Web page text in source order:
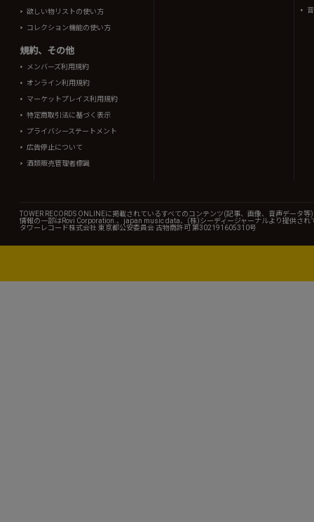
欲しい物リストの使い方
コレクション機能の使い方
規約、その他
メンバーズ利用規約
オンライン利用規約
マーケットプレイス利用規約
特定商取引法に基づく表示
プライバシーステートメント
広告停止について
酒類販売管理者標識
TOWER RECORDS ONLINEに掲載されているすべてのコンテンツ(記事、画像、音声データ
情報の一部はRovi Corporation.、japan music data、(株)シーディージャーナルより提供され
タワーレコード株式会社 東京都公安委員会 古物商許可 第302191605310号